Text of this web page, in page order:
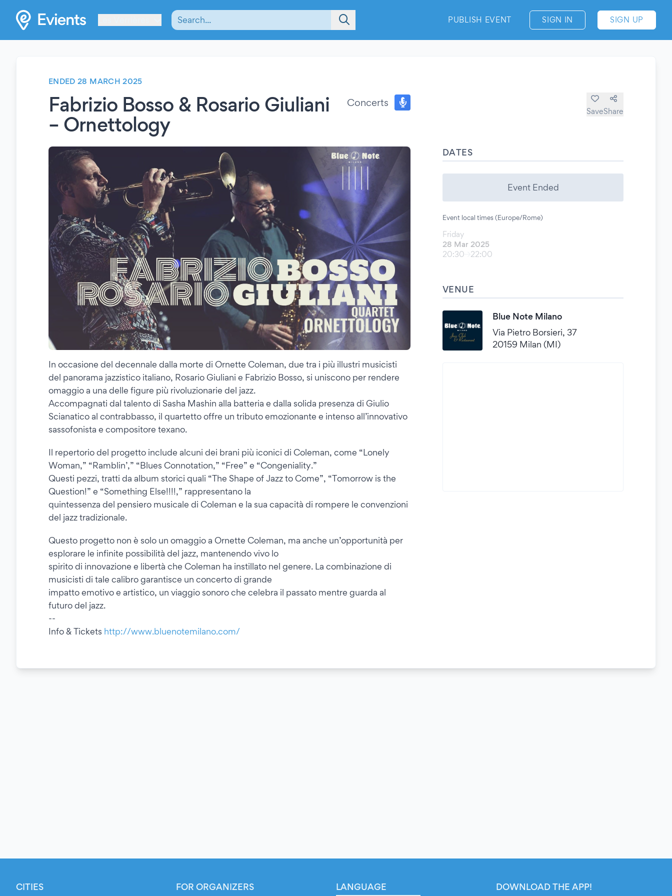
PUBLISH EVENT SIGN IN SIGN UP
ENDED 28 MARCH 2025
Fabrizio Bosso & Rosario Giuliani
– Ornettology
Concerts
SaveShare
In occasione del decennale dalla morte di Ornette Coleman, due tra i più illustri musicisti
del panorama jazzistico italiano, Rosario Giuliani e Fabrizio Bosso, si uniscono per rendere
omaggio a una delle figure più rivoluzionarie del jazz.
Accompagnati dal talento di Sasha Mashin alla batteria e dalla solida presenza di Giulio
Scianatico al contrabbasso, il quartetto offre un tributo emozionante e intenso all’innovativo
sassofonista e compositore texano.
Il repertorio del progetto include alcuni dei brani più iconici di Coleman, come “Lonely
Woman,” “Ramblin’,” “Blues Connotation,” “Free” e “Congeniality.”
Questi pezzi, tratti da album storici quali “The Shape of Jazz to Come”, “Tomorrow is the
Question!” e “Something Else!!!!,” rappresentano la
quintessenza del pensiero musicale di Coleman e la sua capacità di rompere le convenzioni
del jazz tradizionale.
Questo progetto non è solo un omaggio a Ornette Coleman, ma anche un’opportunità per
esplorare le infinite possibilità del jazz, mantenendo vivo lo
spirito di innovazione e libertà che Coleman ha instillato nel genere. La combinazione di
musicisti di tale calibro garantisce un concerto di grande
impatto emotivo e artistico, un viaggio sonoro che celebra il passato mentre guarda al
futuro del jazz.
--
Info & Tickets http://www.bluenotemilano.com/
DATES
Event Ended
Event local times (Europe/Rome)
Friday
28 Mar 2025
20:30
22:00
VENUE
Blue Note Milano
Via Pietro Borsieri, 37
20159 Milan (MI)
CITIES
FOR ORGANIZERS
LANGUAGE
DOWNLOAD THE APP!